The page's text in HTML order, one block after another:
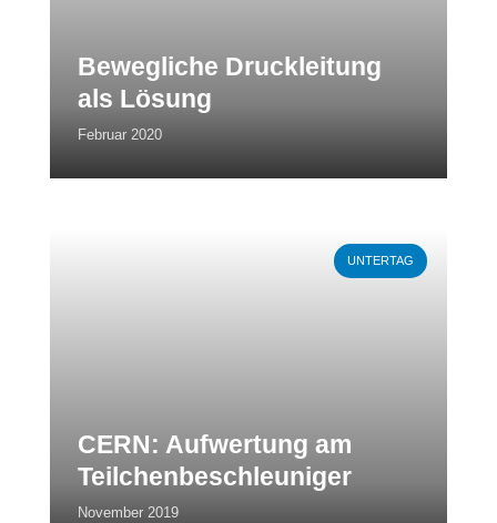
Bewegliche Druckleitung
als Lösung
Februar 2020
UNTERTAG
CERN: Aufwertung am
Teilchenbeschleuniger
November 2019